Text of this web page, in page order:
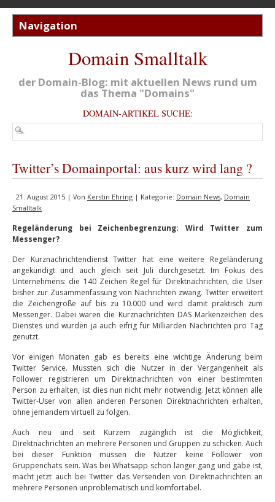
Domain Smalltalk
der Domain-Blog: mit aktuellen News rund um
das Thema "Domains"
DOMAIN-ARTIKEL SUCHE:
Twitter’s Domainportal: aus kurz wird lang ?
21. August 2015 | Von Kerstin Ehring | Kategorie: Domain News, Domain
Smalltalk
Regeländerung bei Zeichenbegrenzung: Wird Twitter zum
Messenger?
Der Kurznachrichtendienst Twitter hat eine weitere Regeländerung
angekündigt und auch gleich seit Juli durchgesetzt. Im Fokus des
Unternehmens: die 140 Zeichen Regel für Direktnachrichten, die User
bisher zur Zusammenfassung von Nachrichten zwang. Twitter erweitert
die Zeichengröße auf bis zu 10.000 und wird damit praktisch zum
Messenger. Dabei waren die Kurznachrichten DAS Markenzeichen des
Dienstes und wurden ja auch eifrig für Milliarden Nachrichten pro Tag
genutzt.
Vor einigen Monaten gab es bereits eine wichtige Änderung beim
Twitter Service. Mussten sich die Nutzer in der Vergangenheit als
Follower registrieren um Direktnachrichten von einer bestimmten
Person zu erhalten, ist dies nun nicht mehr notwendig. Jetzt können alle
Twitter-User von allen anderen Personen Direktnachrichten erhalten,
ohne jemandem virtuell zu folgen.
Auch neu und seit Kurzem zugänglich ist die Möglichkeit,
Direktnachrichten an mehrere Personen und Gruppen zu schicken. Auch
bei dieser Funktion müssen die Nutzer keine Follower von
Gruppenchats sein. Was bei Whatsapp schon länger gang und gäbe ist,
macht jetzt auch bei Twitter das Versenden von Direktnachrichten an
mehrere Personen unproblematisch und komfortabel.